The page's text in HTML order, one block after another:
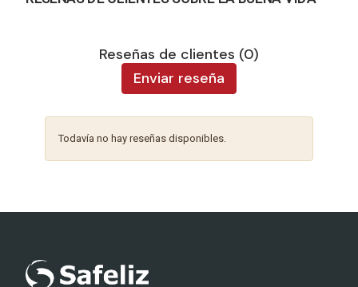
Reseñas de clientes (0)
Enviar reseña
Todavía no hay reseñas disponibles.